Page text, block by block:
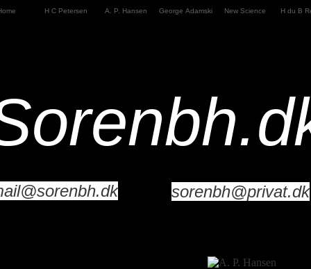
H C Petersen A. P. Hansen George Adamski New Science H du B
sorenbh@privat.dk